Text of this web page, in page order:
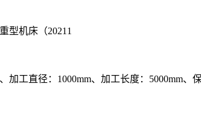
工直径：1000mm、加工长度：5000mm、